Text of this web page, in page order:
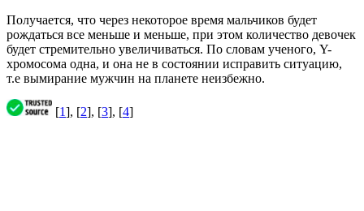
Получается, что через некоторое время мальчиков будет
рождаться все меньше и меньше, при этом количество девочек
будет стремительно увеличиваться. По словам ученого, Y-
хромосома одна, и она не в состоянии исправить ситуацию,
т.е вымирание мужчин на планете неизбежно.
[1], [2], [3], [4]